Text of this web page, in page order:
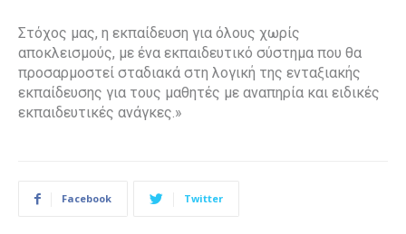
Στόχος μας, η εκπαίδευση για όλους χωρίς
αποκλεισμούς, με ένα εκπαιδευτικό σύστημα που θα
προσαρμοστεί σταδιακά στη λογική της ενταξιακής
εκπαίδευσης για τους μαθητές με αναπηρία και ειδικές
εκπαιδευτικές ανάγκες.»
Facebook Twitter